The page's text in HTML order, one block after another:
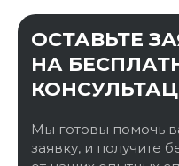
ОСТАВЬТЕ
НА
Мы готовы помочь
заявку, и получите